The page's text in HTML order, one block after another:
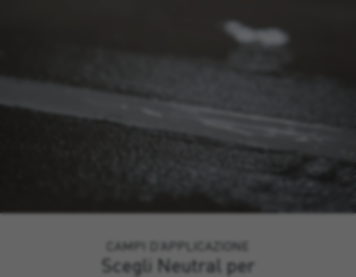
CAMPI D’APPLICAZIONE
Scegli Neutral per